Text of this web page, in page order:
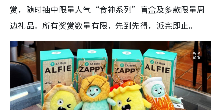
赏，随时抽中限量人气“食神系列”盲盒及多款限量周
边礼品。所有奖赏数量有限，先到先得，派完即止。